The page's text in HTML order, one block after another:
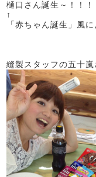
樋口さん誕生～！！！
↑
「赤ちゃん誕生」風
縫製スタッフの五十